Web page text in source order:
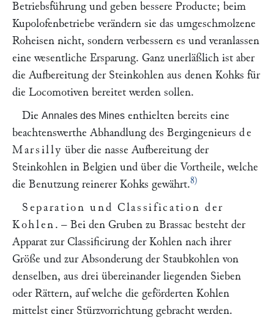
Betriebsführung und geben bessere Producte; beim
Kupolofenbetriebe verändern sie das umgeschmolzene
Roheisen nicht, sondern verbessern es und veranlassen
eine wesentliche Ersparung. Ganz unerläßlich ist aber
die Aufbereitung der Steinkohlen aus denen Kohks für
die Locomotiven bereitet werden sollen.
Die Annales des Mines enthielten bereits eine
beachtenswerthe Abhandlung des Bergingenieurs de
Marsilly über die nasse Aufbereitung der
Steinkohlen in Belgien und über die Vortheile, welche
die Benutzung reinerer Kohks gewährt.8)
Separation und Classification der
Kohlen . – Bei den Gruben zu Brassac besteht der
Apparat zur Classificirung der Kohlen nach ihrer
Größe und zur Absonderung der Staubkohlen von
denselben, aus drei übereinander liegenden Sieben
oder Rättern, auf welche die geförderten Kohlen
mittelst einer Stürzvorrichtung gebracht werden.